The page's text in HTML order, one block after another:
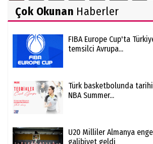
Çok Okunan Haberler
FIBA Europe Cup'ta
temsilci Avrupa...
Türk basketbolunda
NBA Summer...
U20 Milliler Almanya
galibiyet geldi